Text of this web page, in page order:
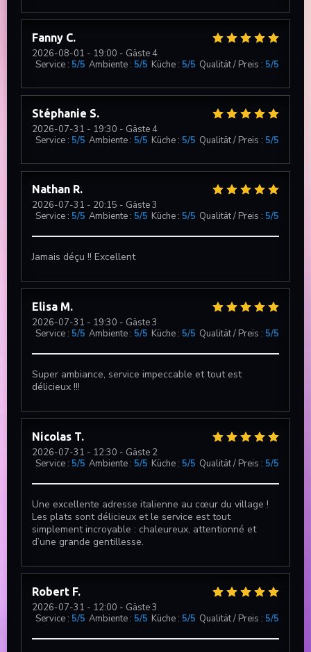
Fanny C
2026-08-01 - 19:00 - Gäste 4
Service : 5/5 Ambiente : 5/5 Küche : 5/5 Qualität / Preis : 5/5
Stéphanie S
2026-07-31 - 19:30 - Gäste 4
Service : 5/5 Ambiente : 5/5 Küche : 5/5 Qualität / Preis : 5/5
Nathan R
2026-07-31 - 20:15 - Gäste 3
Service : 5/5 Ambiente : 5/5 Küche : 5/5 Qualität / Preis : 5/5
Jamais déçu !! Excellent
Elisa M
2026-07-31 - 19:30 - Gäste 3
Service : 5/5 Ambiente : 5/5 Küche : 5/5 Qualität / Preis : 5/5
Super ambiance, service impeccable et tout est
délicieux !!!
Nicolas T
2026-07-31 - 12:30 - Gäste 2
Service : 5/5 Ambiente : 5/5 Küche : 5/5 Qualität / Preis : 5/5
Une excellente adresse italienne au cœur du village !
Les plats sont délicieux et le service est tout
simplement incroyable : chaleureux, attentionné et
d’une grande gentillesse.
Robert F
2026-07-31 - 12:00 - Gäste 3
Service : 5/5 Ambiente : 5/5 Küche : 5/5 Qualität / Preis : 5/5